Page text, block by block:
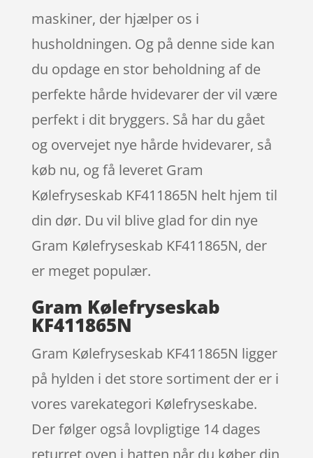
maskiner, der hjælper os i
husholdningen. Og på denne side kan
du opdage en stor beholdning af de
perfekte hårde hvidevarer der vil være
perfekt i dit bryggers. Så har du gået
og overvejet nye hårde hvidevarer, så
køb nu, og få leveret Gram
Kølefryseskab KF411865N helt hjem til
din dør. Du vil blive glad for din nye
Gram Kølefryseskab KF411865N, der
er meget populær.
Gram Kølefryseskab
KF411865N
Gram Kølefryseskab KF411865N ligger
på hylden i det store sortiment der er i
vores varekategori Kølefryseskabe.
Der følger også lovpligtige 14 dages